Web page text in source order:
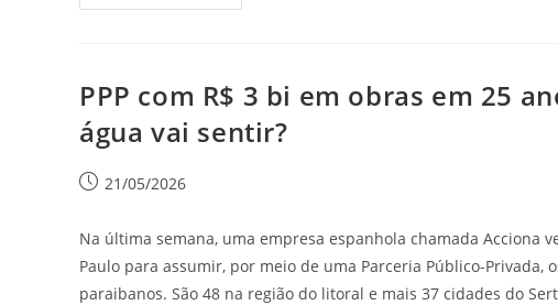
PPP com R$ 3 bi em obras em 25
água vai sentir?
21/05/2026
Na última semana, uma empresa espanhola chamada Acciona
Paulo para assumir, por meio de uma Parceria Público-
paraibanos. São 48 na região do litoral e mais 37 cidades do